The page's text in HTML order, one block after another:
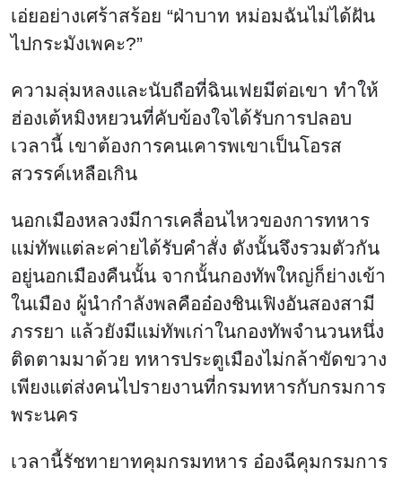
เอ่ยอย่างเศร้าสร้อย “ฝ่าบาท หม่อมฉันไม่ได้ฝัน
ไปกระมังเพคะ?”
ความลุ่มหลงและนับถือที่ฉินเฟยมีต่อเขา ทำให้
ฮ่องเต้หมิงหยวนที่คับข้องใจได้รับการปลอบ
เวลานี้ เขาต้องการคนเคารพเขาเป็นโอรส
สวรรค์เหลือเกิน
นอกเมืองหลวงมีการเคลื่อนไหวของการทหาร
แม่ทัพแต่ละค่ายได้รับคำสั่ง ดังนั้นจึงรวมตัวกัน
อยู่นอกเมืองคืนนั้น จากนั้นกองทัพใหญ่ก็ย่างเข้า
ในเมือง ผู้นำกำลังพลคืออ๋องชินเฟิงอันสองสามี
ภรรยา แล้วยังมีแม่ทัพเก่าในกองทัพจำนวนหนึ่ง
ติดตามมาด้วย ทหารประตูเมืองไม่กล้าขัดขวาง
เพียงแต่ส่งคนไปรายงานที่กรมทหารกับกรมการ
พระนคร
เวลานี้รัชทายาทคุมกรมทหาร อ๋องฉีคุมกรมการ